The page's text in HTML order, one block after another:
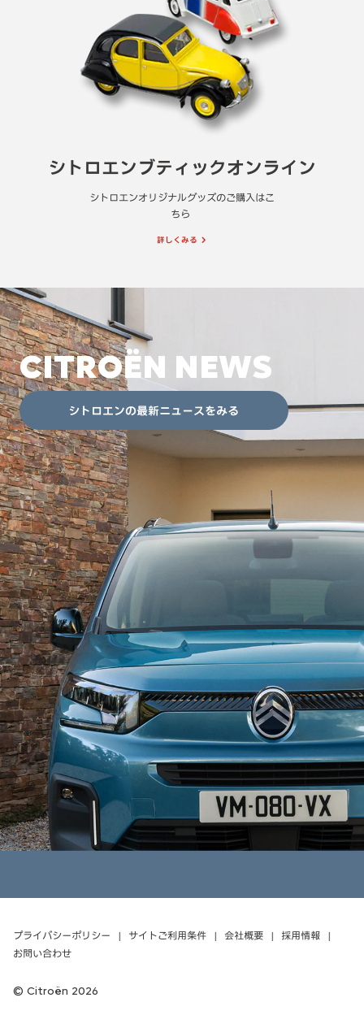
シトロエンブティックオンライン
シトロエンオリジナルグッズのご購入はこ
ちら
詳しくみる
CITROËN NEWS
シトロエンの最新ニュースをみる
Citroën 2026
プライバシーポリシー サイトご利用条件 会社概要
採用情報
お問い合わせ